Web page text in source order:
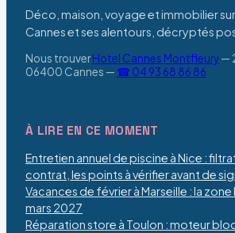
Déco, maison, voyage et immobilier
Cannes et ses alentours, décryptés
Nous trouverHotel Cannes Montfleury—
06400 Cannes — ☎ 04 93 68 86 86
À LIRE EN CE MOMENT
Entretien annuel de piscine à Nice :
contrat, les points à vérifier avant de
Vacances de février à Marseille : la zone
mars 2027
Réparation store à Toulon : moteur